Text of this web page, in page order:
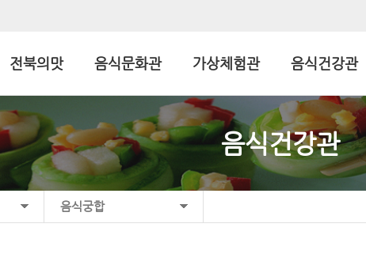
전북의맛 음식문화관 가상체험관 음식건강관
음식건강관
음식궁합